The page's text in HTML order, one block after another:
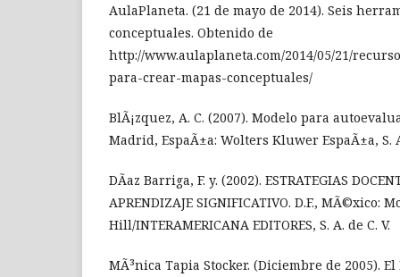
AulaPlaneta. (21 de mayo de 2014). Seis
conceptuales. Obtenido de
http://www.aulaplaneta.com/2014/05/21/
para-crear-mapas-conceptuales/
BlÃ¡zquez, A. C. (2007). Modelo para
Madrid, EspaÃ±a: Wolters Kluwer EspaÃ±a, S.
DÃ­az Barriga, F. y. (2002). ESTRATEGIAS
APRENDIZAJE SIGNIFICATIVO. D.F., MÃ©xico:
Hill/INTERAMERICANA EDITORES, S. A. de C. V.
MÃ³nica Tapia Stocker. (Diciembre de 2005).